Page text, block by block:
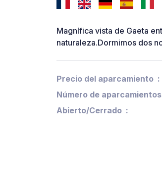
Magnífica vista de Gaeta
naturaleza.Dormimos dos
Precio del aparcamiento
Número de aparcamientos
Abierto/Cerrado